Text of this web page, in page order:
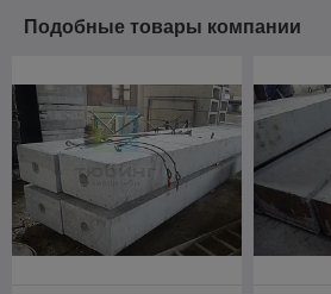
Подобные товары компании